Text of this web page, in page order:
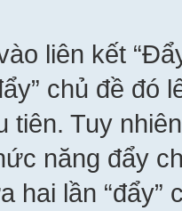
liên kết
chủ đề đó
tiên. Tuy
năng đẩy
hai lần “đẩy”